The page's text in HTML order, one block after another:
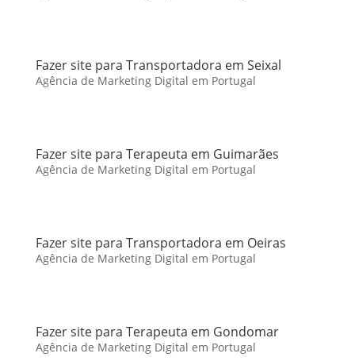
Fazer site para Transportadora em Seixal
Agência de Marketing Digital em Portugal
Fazer site para Terapeuta em Guimarães
Agência de Marketing Digital em Portugal
Fazer site para Transportadora em Oeiras
Agência de Marketing Digital em Portugal
Fazer site para Terapeuta em Gondomar
Agência de Marketing Digital em Portugal